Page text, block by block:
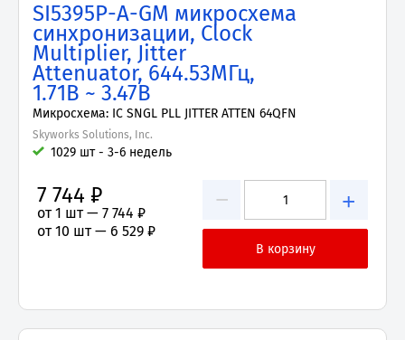
SI5395P-A-GM микросхема
синхронизации, Clock
Multiplier, Jitter
Attenuator, 644.53МГц,
1.71В ~ 3.47В
Микросхема: IC SNGL PLL JITTER ATTEN 64QFN
Skyworks Solutions, Inc.
1029 шт - 3-6 недель
− +
7 744 ₽
от 1 шт — 7 744 ₽
от 10 шт — 6 529 ₽